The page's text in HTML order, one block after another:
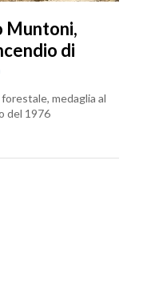
Muntoni,
di
forestale, medaglia al
del 1976